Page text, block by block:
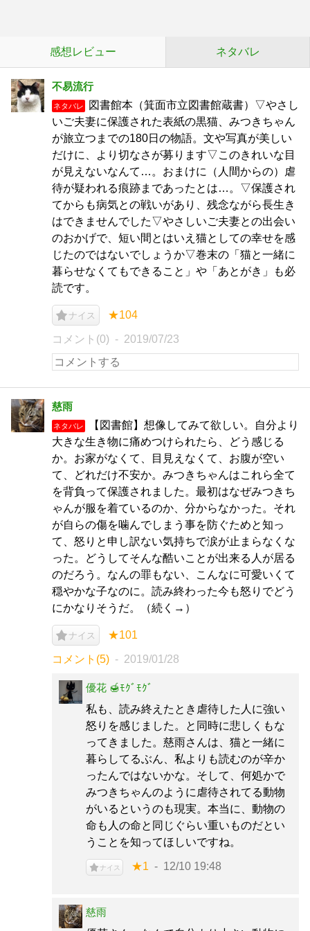
感想レビュー ネタバレ
不易流行
ネタバレ
図書館本（箕面市立図書館蔵書）▽やさし
いご夫妻に保護された表紙の黒猫、みつきちゃん
が旅立つまでの180日の物語。文や写真が美しい
だけに、より切なさが募ります▽このきれいな目
が見えないなんて…。おまけに（人間からの）虐
待が疑われる痕跡まであったとは…。▽保護され
てからも病気との戦いがあり、残念ながら長生き
はできませんでした▽やさしいご夫妻との出会い
のおかげで、短い間とはいえ猫としての幸せを感
じたのではないでしょうか▽巻末の「猫と一緒に
暮らせなくてもできること」や「あとがき」も必
読です。
ナイス ★104
コメント(0) 2019/07/23
慈雨
ネタバレ
【図書館】想像してみて欲しい。自分より
大きな生き物に痛めつけられたら、どう感じる
か。お家がなくて、目見えなくて、お腹が空い
て、どれだけ不安か。みつきちゃんはこれら全て
を背負って保護されました。最初はなぜみつきち
ゃんが服を着ているのか、分からなかった。それ
が自らの傷を噛んでしまう事を防ぐためと知っ
て、怒りと申し訳ない気持ちで涙が止まらなくな
った。どうしてそんな酷いことが出来る人が居る
のだろう。なんの罪もない、こんなに可愛いくて
穏やかな子なのに。読み終わった今も怒りでどう
にかなりそうだ。（続く→）
ナイス ★101
コメント(5) 2019/01/28
優花 🍯ﾓｸﾞﾓｸﾞ
私も、読み終えたとき虐待した人に強い
怒りを感じました。と同時に悲しくもな
ってきました。慈雨さんは、猫と一緒に
暮らしてるぶん、私よりも読むのが辛か
ったんではないかな。そして、何処かで
みつきちゃんのように虐待されてる動物
がいるというのも現実。本当に、動物の
命も人の命と同じぐらい重いものだとい
うことを知ってほしいですね。
ナイス ★1 12/10 19:48
慈雨